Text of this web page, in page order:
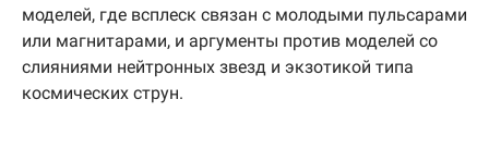
моделей, где всплеск связан с молодыми пульсарами
или магнитарами, и аргументы против моделей со
слияниями нейтронных звезд и экзотикой типа
космических струн.